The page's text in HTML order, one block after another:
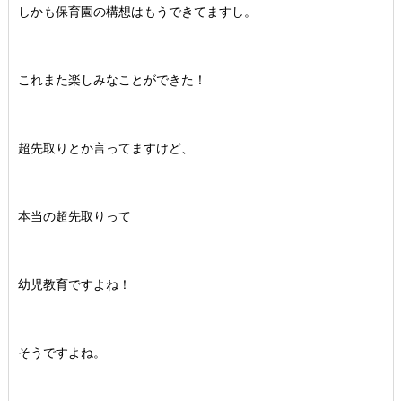
しかも保育園の構想はもうできてますし。
これまた楽しみなことができた！
超先取りとか言ってますけど、
本当の超先取りって
幼児教育ですよね！
そうですよね。